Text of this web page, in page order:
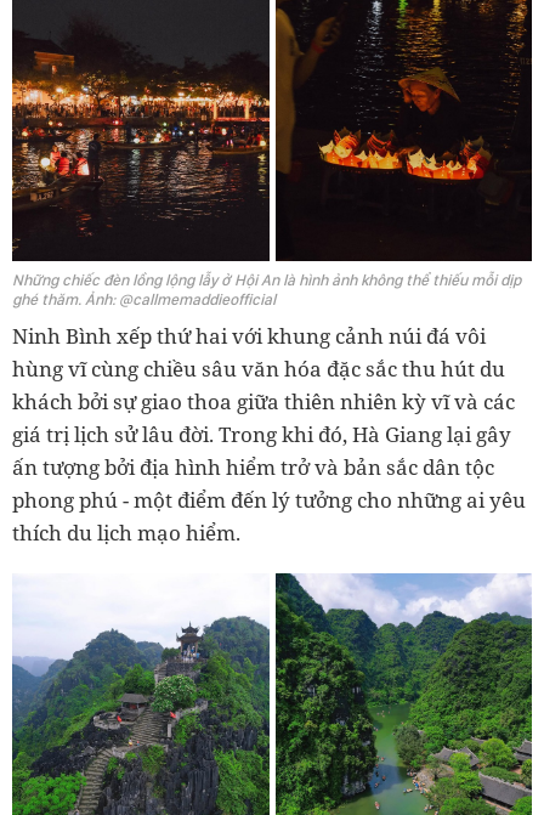
Những chiếc đèn lồng lộng lẫy ở Hội An là hình ảnh không thể thiếu mỗi dịp
ghé thăm. Ảnh: @callmemaddieofficial
Ninh Bình xếp thứ hai với khung cảnh núi đá vôi
hùng vĩ cùng chiều sâu văn hóa đặc sắc thu hút du
khách bởi sự giao thoa giữa thiên nhiên kỳ vĩ và các
giá trị lịch sử lâu đời. Trong khi đó, Hà Giang lại gây
ấn tượng bởi địa hình hiểm trở và bản sắc dân tộc
phong phú - một điểm đến lý tưởng cho những ai yêu
thích du lịch mạo hiểm.